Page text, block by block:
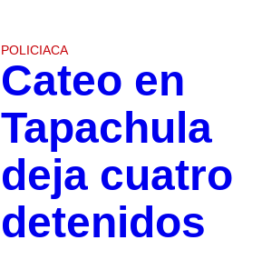
POLICIACA
Cateo en
Tapachula
deja cuatro
detenidos